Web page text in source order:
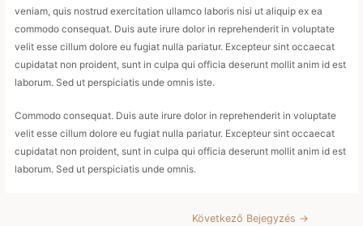
veniam, quis nostrud exercitation ullamco laboris nisi ut aliquip ex ea
commodo consequat. Duis aute irure dolor in reprehenderit in voluptate
velit esse cillum dolore eu fugiat nulla pariatur. Excepteur sint occaecat
cupidatat non proident, sunt in culpa qui officia deserunt mollit anim id est
laborum. Sed ut perspiciatis unde omnis iste.
Commodo consequat. Duis aute irure dolor in reprehenderit in voluptate
velit esse cillum dolore eu fugiat nulla pariatur. Excepteur sint occaecat
cupidatat non proident, sunt in culpa qui officia deserunt mollit anim id est
laborum. Sed ut perspiciatis unde omnis.
Következő Bejegyzés →